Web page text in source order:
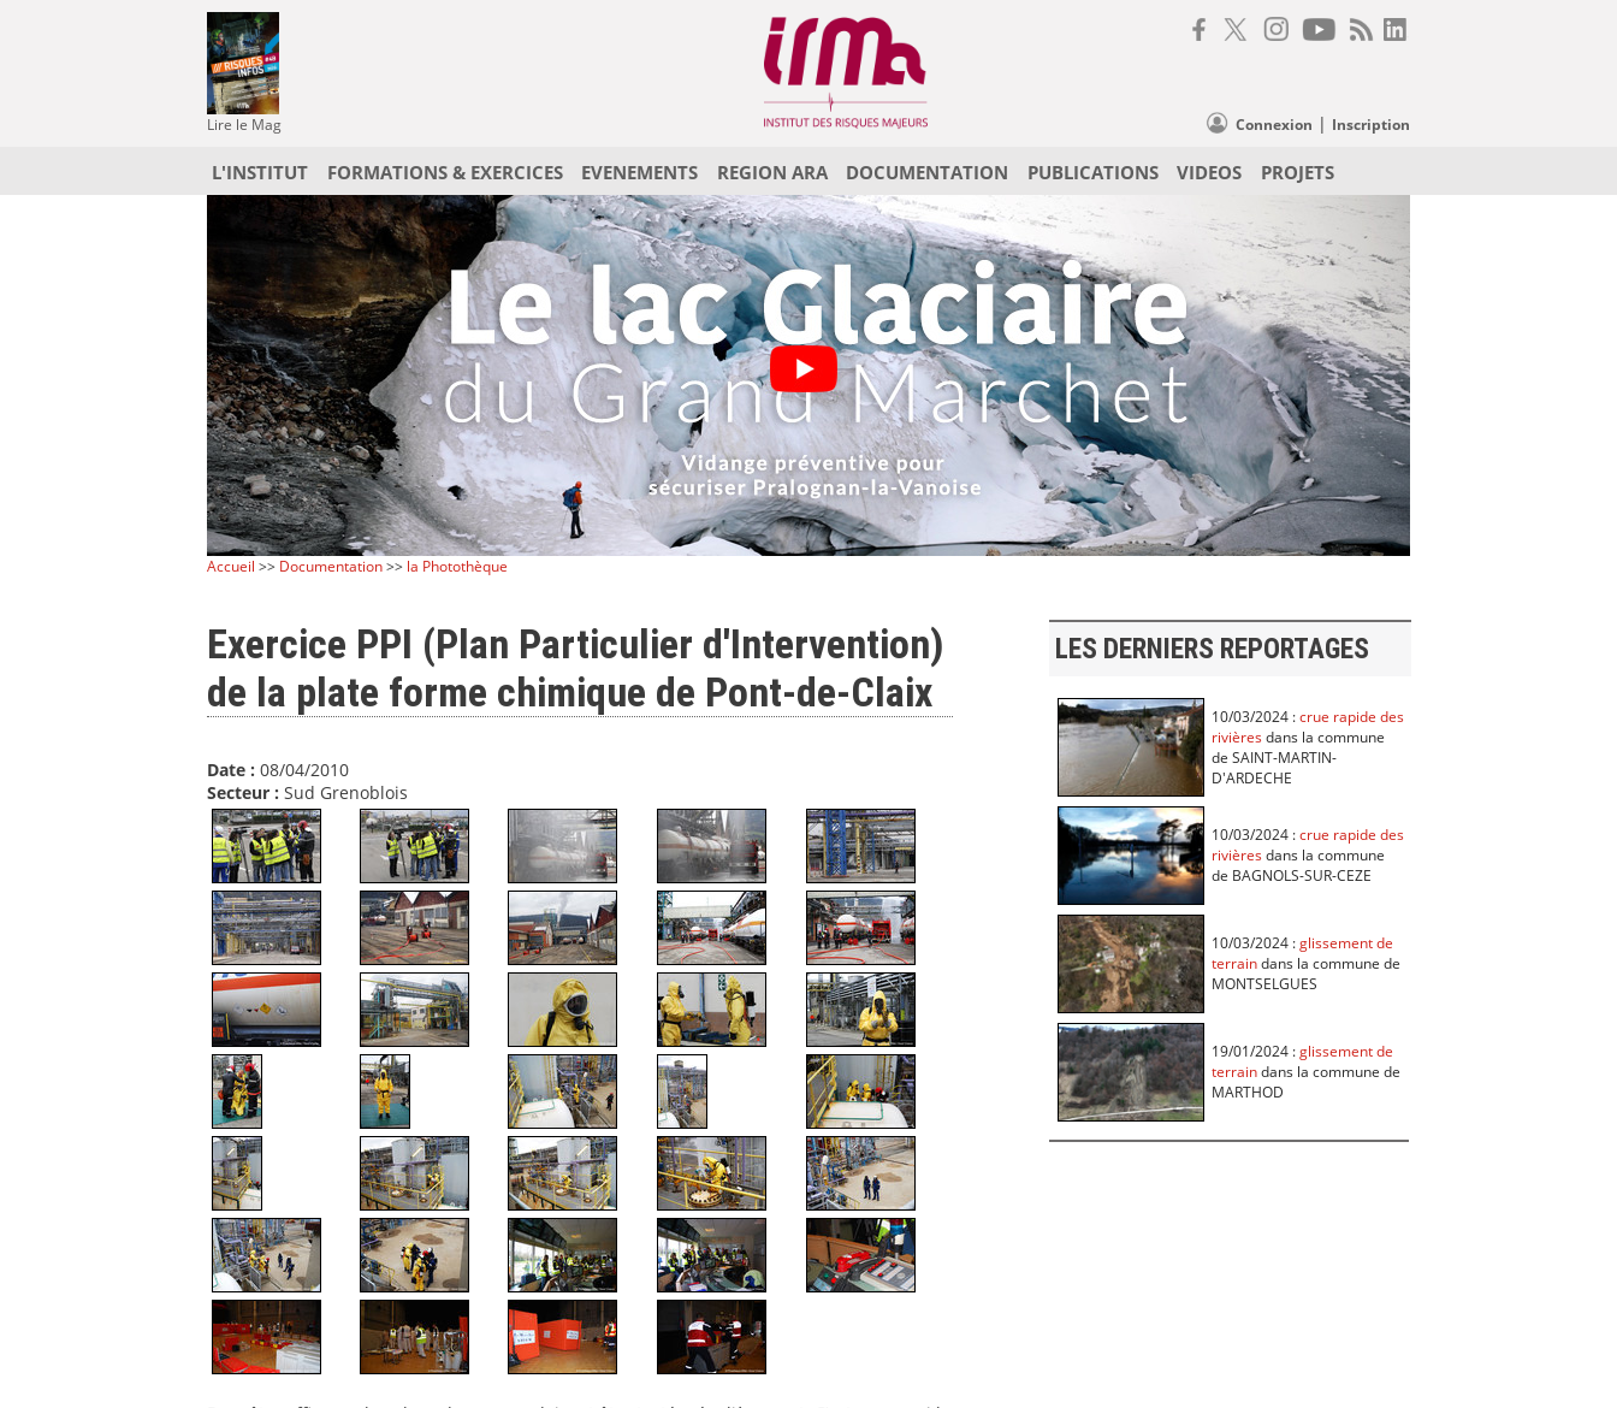
Lire le Mag Connexion | Inscription
L'INSTITUT FORMATIONS & EXERCICES EVENEMENTS REGION ARA DOCUMENTATION PUBLICATIONS VIDEOS PROJETS
Accueil >> Documentation>> la Photothèque
Exercice PPI (Plan Particulier d'Intervention)
de la plate forme chimique de Pont-de-Claix
Date : 08/04/2010
Secteur : Sud Grenoblois
LES DERNIERS REPORTAGES
10/03/2024 :crue rapide des
rivièresdans la commune
de SAINT-MARTIN-
D'ARDECHE
10/03/2024 :crue rapide des
rivièresdans la commune
de BAGNOLS-SUR-CEZE
10/03/2024 :glissement de
terraindans la commune de
MONTSELGUES
19/01/2024 :glissement de
terraindans la commune de
MARTHOD